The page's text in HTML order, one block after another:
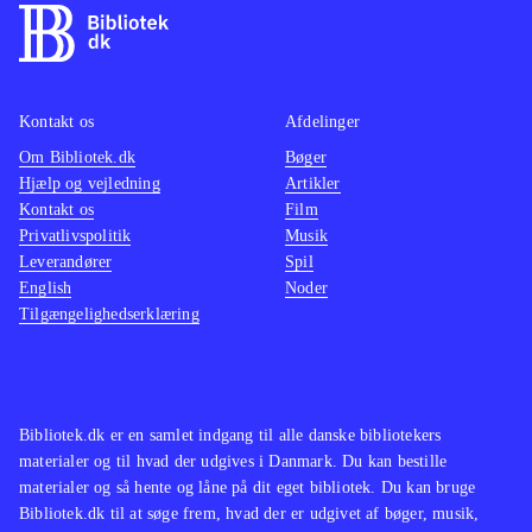
lækre grafik er spillet en direkte
filmisk oplevelse
leder tankerne hen på The Elder
Scrolls-serien og GTA-serien. Serien
findes også på en lang række
biblioteker
Assassin's Creed-serien er
monumental, og dette spil viser
hvorfor. Her har man historie, action,
den heldige låner en herlig
spiloplevelse .
Bibliotek.dk er en samlet indgang til alle danske bibliotekers
materialer og til hvad der udgives i Danmark. Du kan bestille
materialer og så hente og låne på dit eget bibliotek. Du kan bruge
Bibliotek.dk til at søge frem, hvad der er udgivet af bøger, musik,
Kontakt os
Om Bibliotek.dk
Hjælp og vejledning
Kontakt os
Privatlivspolitik
Leverandører
English
Tilgængelighedserklæring
Afdelinger
Bøger
Artikler
Film
Musik
Spil
Noder